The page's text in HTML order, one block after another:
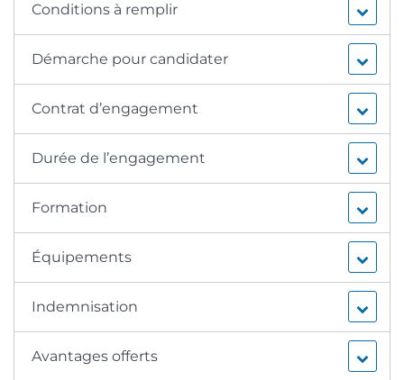
Conditions à remplir
Démarche pour candidater
Contrat d’engagement
Durée de l’engagement
Formation
Équipements
Indemnisation
Avantages offerts